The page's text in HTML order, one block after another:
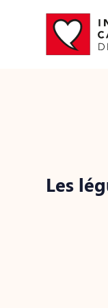
Les